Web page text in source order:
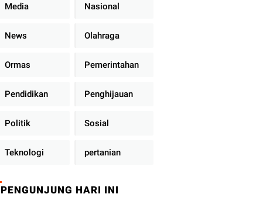
Media Nasional
News Olahraga
Ormas Pemerintahan
Pendidikan Penghijauan
Politik Sosial
Teknologi pertanian
PENGUNJUNG HARI INI